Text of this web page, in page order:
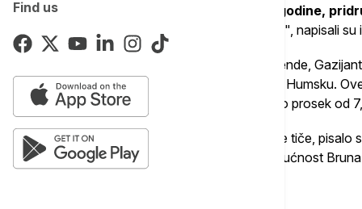
Find us2026/27. Centar rođen 23. jula 1994. godine,
sezone, stigavši iz moskovskog CSKA ", napisali su
Džekiri je u karijeri igrao za Bandirmu, Ostende,
CSKA iz Moskve, pre nego što je stigao u Humsku.
poena i 4,8 skokova, dok je u Evroligi imao prosek od
Što se ostatka Partizanove centarske linije tiče,
svakako Žofri Lovernj, a neizvesna je budućnost